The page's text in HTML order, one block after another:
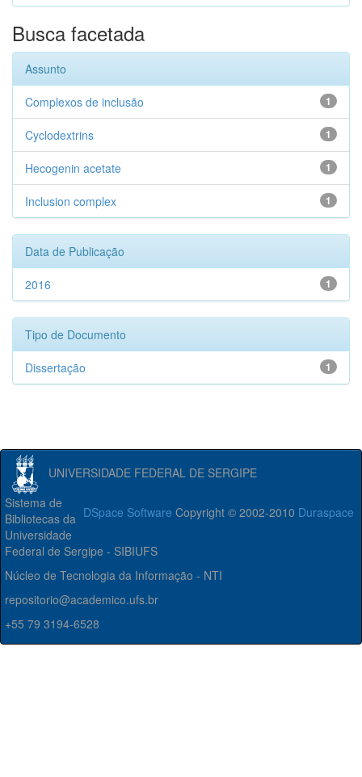
Busca facetada
Assunto
1
Complexos de inclusão
1
Cyclodextrins
1
Hecogenin acetate
1
Inclusion complex
Data de Publicação
1
2016
Tipo de Documento
1
Dissertação
UNIVERSIDADE FEDERAL DE SERGIPE
DSpace Software Copyright © 2002-2010 Duraspace
Sistema de
Bibliotecas da
Universidade
Federal de Sergipe - SIBIUFS
Núcleo de Tecnologia da Informação - NTI
repositorio@academico.ufs.br
+55 79 3194-6528